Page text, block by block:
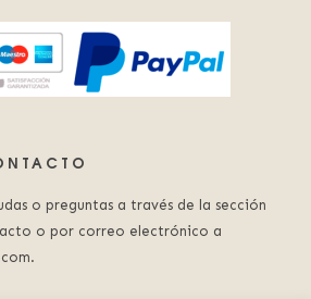
o preguntas a través de la sección
o por correo electrónico a